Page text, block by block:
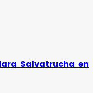
Salvatrucha en